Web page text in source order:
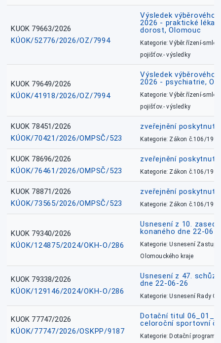
KUOK 79663/2026
KÚOK/52776/2026/OZ/7994
Výsledek výběrového
2026 - praktické
dorost, Olomouc
Kategorie: Výběr.řízení-
pojišťov.- výsledky
KUOK 79649/2026
KÚOK/41918/2026/OZ/7994
Výsledek výběrového
2026 - psychiatrie,
Kategorie: Výběr.řízení-
pojišťov.- výsledky
KUOK 78451/2026
KÚOK/70421/2026/OMPSČ/523
zveřejnění
Kategorie: Zákon č.106/1999
KUOK 78696/2026
KÚOK/76461/2026/OMPSČ/523
zveřejnění
Kategorie: Zákon č.106/1999
KUOK 78871/2026
KÚOK/73565/2026/OMPSČ/523
zveřejnění
Kategorie: Zákon č.106/1999
KUOK 79340/2026
KÚOK/124875/2024/OKH-O/286
Usnesení z 10.
konaného dne 22-06-
Kategorie: Usnesení
Olomouckého kraje
KUOK 79338/2026
KÚOK/129146/2024/OKH-O/286
Usnesení z 47.
dne 22-06-26
Kategorie: Usnesení Rady
KUOK 77747/2026
KÚOK/77747/2026/OSKPP/9187
Dotační titul
celoroční sportovní
Kategorie: Dotační